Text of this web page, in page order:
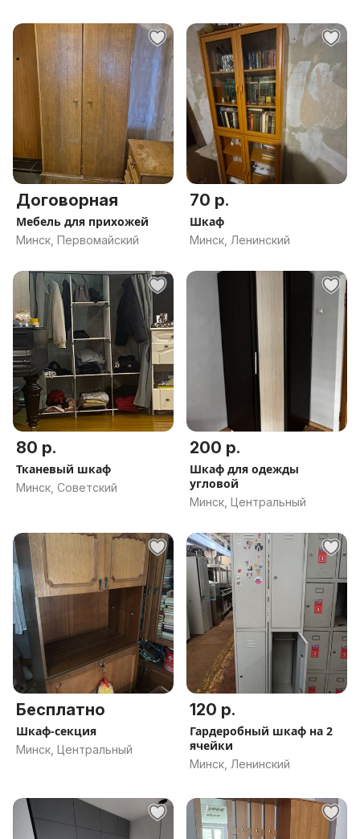
Договорная
Мебель для прихожей
Минск, Первомайский
70 р.
Шкаф
Минск, Ленинский
80 р.
Тканевый шкаф
Минск, Советский
200 р.
Шкаф для одежды
угловой
Минск, Центральный
Бесплатно
Шкаф-секция
Минск, Центральный
120 р.
Гардеробный шкаф на 2
ячейки
Минск, Ленинский